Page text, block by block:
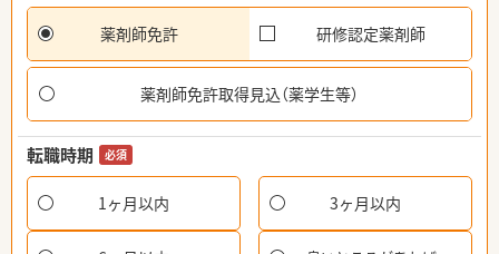
薬剤師免許 研修認定薬剤師
薬剤師免許取得見込（薬学生等）
転職時期 必須
1ヶ月以内 3ヶ月以内